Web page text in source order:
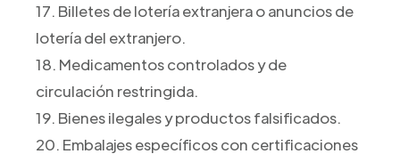
17. Billetes de lotería extranjera o anuncios de
lotería del extranjero.
18. Medicamentos controlados y de
circulación restringida.
19. Bienes ilegales y productos falsificados.
20. Embalajes específicos con certificaciones